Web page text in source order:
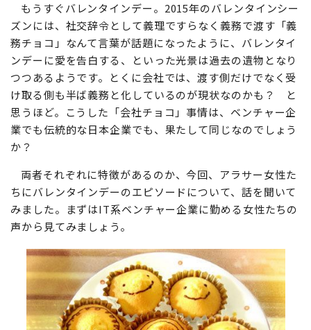
もうすぐバレンタインデー。2015年のバレンタインシー
ズンには、社交辞令として義理ですらなく義務で渡す「義
務チョコ」なんて言葉が話題になったように、バレンタイ
ンデーに愛を告白する、といった光景は過去の遺物となり
つつあるようです。とくに会社では、渡す側だけでなく受
け取る側も半ば義務と化しているのが現状なのかも？ と
思うほど。こうした「会社チョコ」事情は、ベンチャー企
業でも伝統的な日本企業でも、果たして同じなのでしょう
か？
両者それぞれに特徴があるのか、今回、アラサー女性た
ちにバレンタインデーのエピソードについて、話を聞いて
みました。まずはIT系ベンチャー企業に勤める女性たちの
声から見てみましょう。